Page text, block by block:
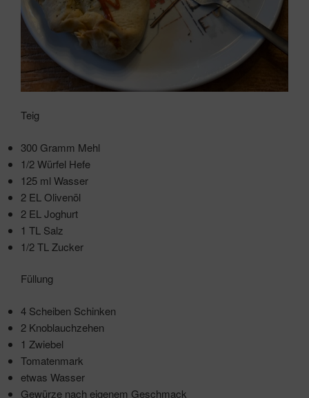
Teig
300 Gramm Mehl
1/2 Würfel Hefe
125 ml Wasser
2 EL Olivenöl
2 EL Joghurt
1 TL Salz
1/2 TL Zucker
Füllung
4 Scheiben Schinken
2 Knoblauchzehen
1 Zwiebel
Tomatenmark
etwas Wasser
Gewürze nach eigenem Geschmack